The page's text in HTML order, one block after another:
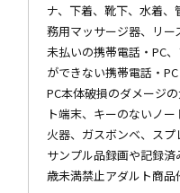
ナ、下着、靴下、水着
務用マッサージ器、リー
未払いの携帯電話・PC
ができない携帯電話・
PC本体破損のダメージ
ト端末、キーのないノ
火器、ガスボンベ、スプ
サンプル品録画や記録済
歳未満禁止アダルト商品